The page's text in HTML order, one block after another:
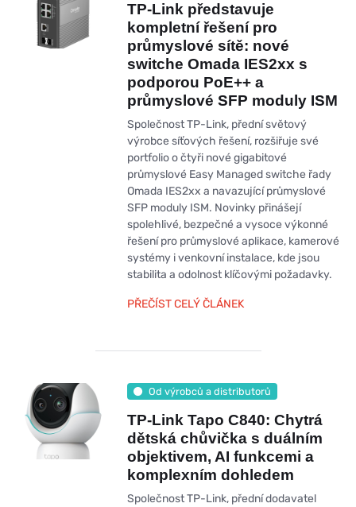
TP-Link představuje
kompletní řešení pro
průmyslové sítě: nové
switche Omada IES2xx s
podporou PoE++ a
průmyslové SFP moduly ISM
Společnost TP-Link, přední světový
výrobce síťových řešení, rozšiřuje své
portfolio o čtyři nové gigabitové
průmyslové Easy Managed switche řady
Omada IES2xx a navazující průmyslové
SFP moduly ISM. Novinky přinášejí
spolehlivé, bezpečné a vysoce výkonné
řešení pro průmyslové aplikace, kamerové
systémy i venkovní instalace, kde jsou
stabilita a odolnost klíčovými požadavky.
PŘEČÍST CELÝ ČLÁNEK
Od výrobců a distributorů
TP-Link Tapo C840: Chytrá
dětská chůvička s duálním
objektivem, AI funkcemi a
komplexním dohledem
Společnost TP-Link, přední dodavatel